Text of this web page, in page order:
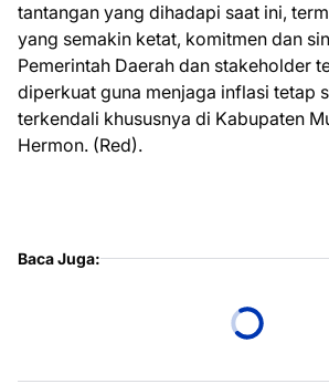
tantangan yang dihadapi saat ini,
yang semakin ketat, komitmen dan
Pemerintah Daerah dan stakeholder
diperkuat guna menjaga inflasi tetap
terkendali khususnya di Kabupaten
Hermon. (Red).
Baca Juga: